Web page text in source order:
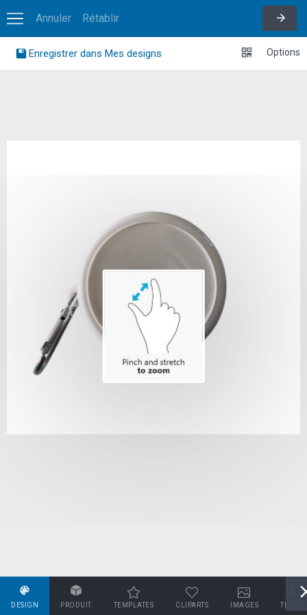
Annuler Rétablir
DESIGN PRODUIT TEMPLATES CLIPARTS IMAGES TEXTE
Enregistrer dans Mes designs Options